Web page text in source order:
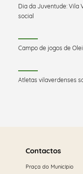
Dia da Juventude: Vila
social
Campo de jogos de
Atletas vilaverdenses
maisContactos
Praça do Município